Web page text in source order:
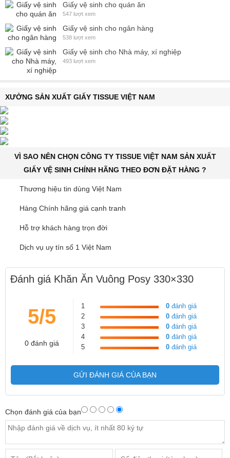
Giấy vệ sinh cho quán ăn
547 lượt xem
Giấy vệ sinh cho ngân hàng
538 lượt xem
Giấy vệ sinh cho Nhà máy, xí nghiệp
493 lượt xem
XƯỞNG SẢN XUẤT GIẤY TISSUE VIỆT NAM
VÌ SAO NÊN CHỌN CÔNG TY TISSUE VIỆT NAM SẢN XUẤT
GIẤY VỆ SINH CHÍNH HÃNG THEO ĐƠN ĐẶT HÀNG ?
Thương hiệu tin dùng Việt Nam
Hàng Chính hãng giá cạnh tranh
Hỗ trợ khách hàng trọn đời
Dịch vụ uy tín số 1 Việt Nam
Đánh giá Khăn Ăn Vuông Posy 330×330
5/5
0 đánh giá
1 0 đánh giá
2
0 đánh giá
3
0 đánh giá
4
0 đánh giá
5
0 đánh giá
GỬI ĐÁNH GIÁ CỦA BẠN
Chọn đánh giá của bạn